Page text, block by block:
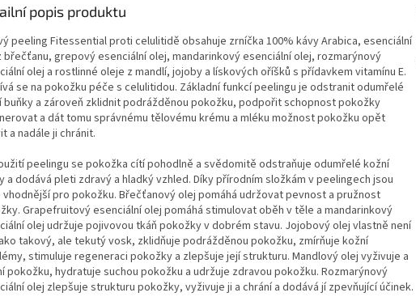
popis produktu
peeling Fitessential proti celulitidě obsahuje zrníčka 100% kávy Arabica, esenciální
břečťanu, grepový esenciální olej, mandarinkový esenciální olej, rozmarýnový
olej a rostlinné oleje z mandlí, jojoby a lískových oříšků s přídavkem vitamínu E.
se na pokožku péče s celulitidou. Základní funkcí peelingu je odstranit odumřelé
buňky a zároveň zklidnit podrážděnou pokožku, podpořit schopnost pokožky
a dát tomu správnému tělovému krému a mléku možnost pokožku opět
a nadále ji chránit.
peelingu se pokožka cítí pohodlně a svědomitě odstraňuje odumřelé kožní
a dodává pleti zdravý a hladký vzhled. Díky přírodním složkám v peelingech jsou
pro pokožku. Břečťanový olej pomáhá udržovat pevnost a pružnost
Grapefruitový esenciální olej pomáhá stimulovat oběh v těle a mandarinkový
olej udržuje pojivovou tkáň pokožky v dobrém stavu. Jojobový olej vlastně není
takový, ale tekutý vosk, zklidňuje podrážděnou pokožku, zmírňuje kožní
stimuluje regeneraci pokožky a zlepšuje její strukturu. Mandlový olej vyživuje a
pokožku, hydratuje suchou pokožku a udržuje zdravou pokožku. Rozmarýnový
olej zlepšuje strukturu pokožky, vyživuje ji a chrání a dodává jí zpevňující účinek.